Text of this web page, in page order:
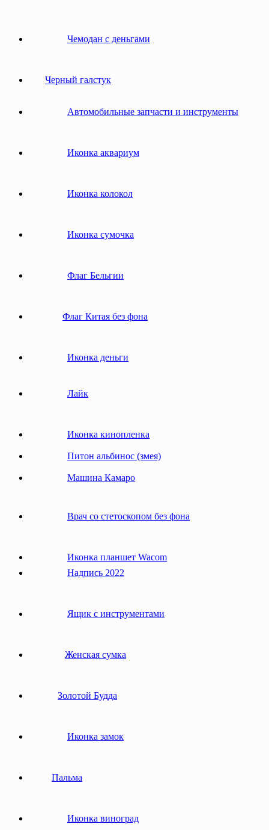
Чемодан с деньгами
Черный галстук
Автомобильные запчасти и инструменты
Иконка аквариум
Иконка колокол
Иконка сумочка
Флаг Бельгии
Флаг Китая без фона
Иконка деньги
Лайк
Иконка кинопленка
Питон альбинос (змея)
Машина Камаро
Врач со стетоскопом без фона
Иконка планшет Wacom
Надпись 2022
Ящик с инструментами
Женская сумка
Золотой Будда
Иконка замок
Пальма
Иконка виноград